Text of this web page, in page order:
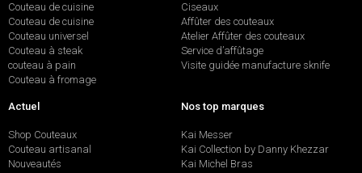
Couteau de cuisine
Couteau de cuisine
Couteau universel
Couteau à steak
couteau à pain
Couteau à fromage
Ciseaux
Affûter des couteaux
Atelier Affûter des couteaux
Service d’affûtage
Visite guidée manufacture sknife
Actuel
Shop Couteaux
Couteau artisanal
Nouveautés
Nos top marques
Kai Messer
Kai Collection by Danny Khezzar
Kai Michel Bras